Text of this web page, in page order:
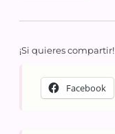
¡Si quieres compartir!
Facebook